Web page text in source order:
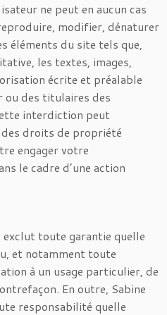
ne peut en aucun cas
modifier, dénaturer
éléments du site tels que,
les textes, images,
écrite et préalable
ou des titulaires des
interdiction peut
droits de propriété
engager votre
le cadre d’une action
exclut toute garantie quelle
et notamment toute
à un usage particulier, de
En outre, Sabine
responsabilité quelle